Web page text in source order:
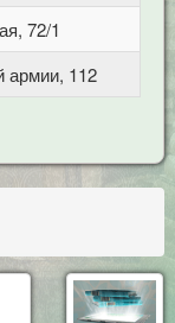
72/1
армии, 112